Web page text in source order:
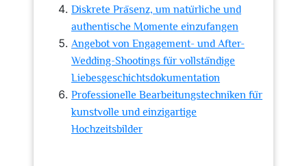
Diskrete Präsenz, um natürliche und
authentische Momente einzufangen
Angebot von Engagement- und After-
Wedding-Shootings für vollständige
Liebesgeschichtsdokumentation
Professionelle Bearbeitungstechniken für
kunstvolle und einzigartige
Hochzeitsbilder